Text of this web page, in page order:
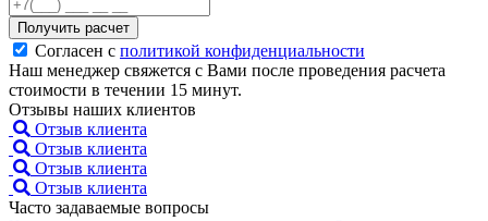
Получить расчет
Согласен с политикой конфиденциальности
Наш менеджер свяжется с Вами после проведения расчета
стоимости в течении 15 минут.
Отзывы наших клиентов
Отзыв клиента
Отзыв клиента
Отзыв клиента
Отзыв клиента
Часто задаваемые вопросы